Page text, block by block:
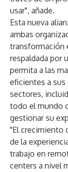
usar", añade.
Esta nueva
ambas
transformación
respaldada por
permita a las
eficientes a
sectores,
todo el mundo
gestionar su
"El crecimiento
de la
trabajo en
centers a nivel